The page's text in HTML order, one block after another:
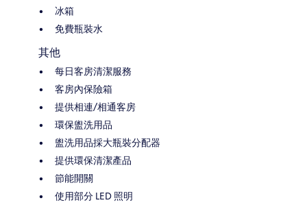
冰箱
免費瓶裝水
其他
每日客房清潔服務
客房內保險箱
提供相連/相通客房
環保盥洗用品
盥洗用品採大瓶裝分配器
提供環保清潔產品
節能開關
使用部分 LED 照明